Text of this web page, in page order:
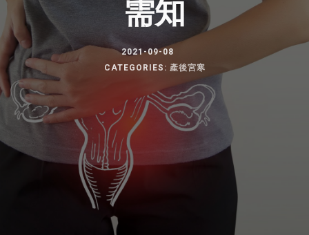
需知
2021-09-08
CATEGORIES: 產後宮寒